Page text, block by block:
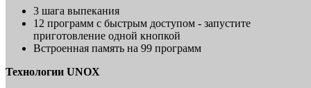
3 шага выпекания
12 программ с быстрым доступом - запустите
приготовление одной кнопкой
Встроенная память на 99 программ
Технологии UNOX